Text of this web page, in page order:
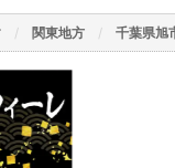
関東地方 千葉県旭